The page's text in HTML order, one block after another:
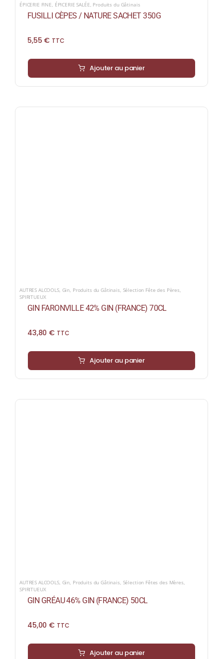
ÉPICERIE FINE, ÉPICERIE SALÉE, Produits du Gâtinais
FUSILLI CÈPES / NATURE SACHET 350G
5,55 € TTC
Ajouter au panier
AUTRES ALCOOLS, Gin, Produits du Gâtinais, Sélection Fête des Pères,
SPIRITUEUX
GIN FARONVILLE 42% GIN (FRANCE) 70CL
43,80 € TTC
Ajouter au panier
AUTRES ALCOOLS, Gin, Produits du Gâtinais, Sélection Fêtes des Mères,
SPIRITUEUX
GIN GRÉAU 46% GIN (FRANCE) 50CL
45,00 € TTC
Ajouter au panier